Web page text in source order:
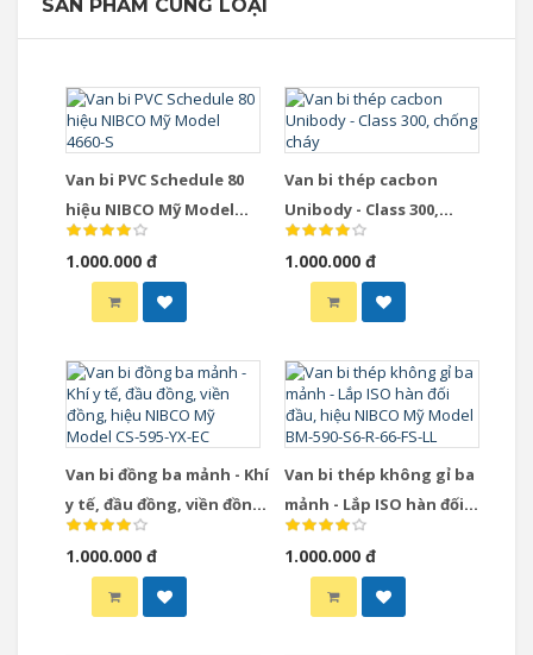
SẢN PHẨM CÙNG LOẠI
Van bi PVC Schedule 80
hiệu NIBCO Mỹ Model
4660-S
1.000.000 đ
Van bi thép cacbon
Unibody - Class 300,
chống cháy
1.000.000 đ
Van bi đồng ba mảnh - Khí
y tế, đầu đồng, viền đồng,
hiệu NIBCO Mỹ Model CS-
595-YX-EC
1.000.000 đ
Van bi thép không gỉ ba
mảnh - Lắp ISO hàn đối
đầu, hiệu NIBCO Mỹ Model
BM-590-S6-R-66-FS-LL
1.000.000 đ